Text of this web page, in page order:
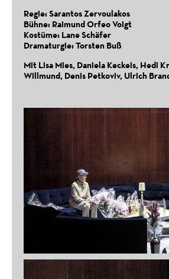
Elektra
Wortwiege Festival Wiener
Murder on the Orient Express
Schauspielhaus Salzburg, 2024
Regie: Sarantos Zervoulakos
Bühne: Raimund Orfeo Voigt
Kostüme: Lane Schäfer
Dramaturgie: Torsten Buß
Mit Lisa Mies, Daniela Keckeis, Hedi
Willmund, Denis Petkoviv, Ulrich